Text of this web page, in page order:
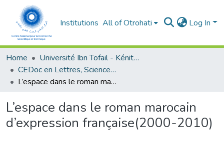
Institutions All of Otrohati Log In
Home
Université Ibn Tofail - Kénitra
CEDoc en Lettres, Sciences Humaines, Arts et Sciences de l’Education (CED - LSHASE)
L’espace dans le roman marocain d’expression française(2000-2010)
L’espace dans le roman marocain
d’expression française(2000-2010)